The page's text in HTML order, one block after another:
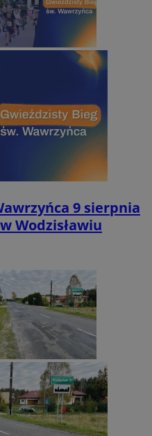
9 sierpnia
Wodzisławiu